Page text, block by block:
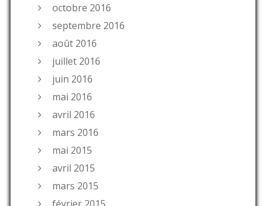
octobre 2016
septembre 2016
août 2016
juillet 2016
juin 2016
mai 2016
avril 2016
mars 2016
mai 2015
avril 2015
mars 2015